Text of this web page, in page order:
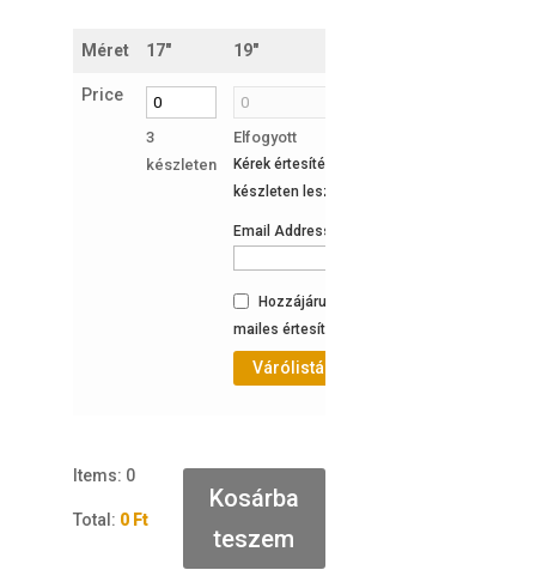
Méret 17" 19"
Price
3
készleten
Elfogyott
Kérek értesítést, ha ismét
készleten lesz a termék:
Email Address
Hozzájárulok az e-
mailes értesítéshez.
Várólistához adás
Items: 0
Total : 0 Ft
Kosárba
teszem